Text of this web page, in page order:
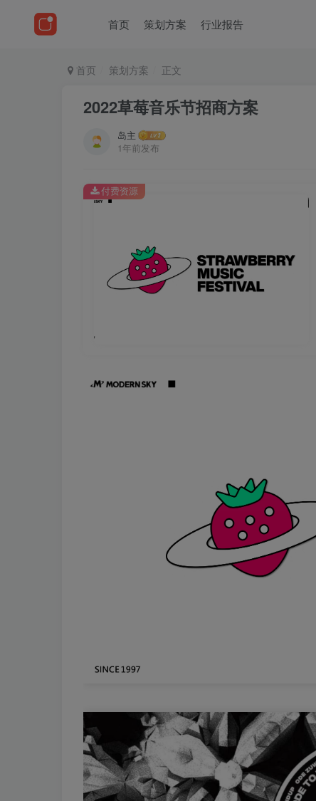
首页 策划方案 行业报告
首页 策划方案 正文
2022草莓音乐节招商方案
岛主
1年前发布
付费资源